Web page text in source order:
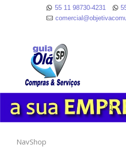
55 11 98730-4231
NavShop